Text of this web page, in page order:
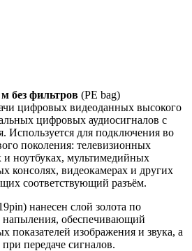
без фильтров (PE bag)
цифровых видеоданных высокого
цифровых аудиосигналов с
Используется для подключения во
поколения: телевизионных
и ноутбуках, мультимедийных
консолях, видеокамерах и других
соответствующий разъём.
нанесен слой золота по
напыления, обеспечивающий
показателей изображения и звука, а
передаче сигналов.